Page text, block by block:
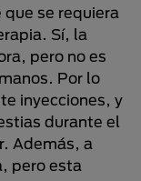
se requiera
Sí, la
pero no es
Por lo
inyecciones, y
durante el
Además, a
pero esta